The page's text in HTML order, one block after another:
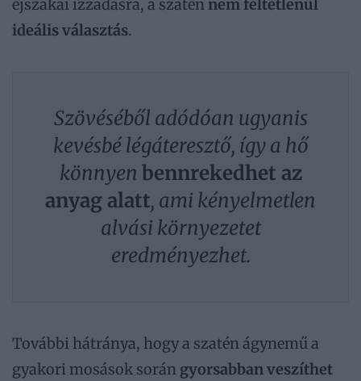
éjszakai izzadásra, a szatén nem feltétlenül
ideális választás.
Szövéséből adódóan ugyanis
kevésbé légáteresztő, így a hő
könnyen bennrekedhet az
anyag alatt, ami kényelmetlen
alvási környezetet
eredményezhet.
További hátránya, hogy a szatén ágynemű a
gyakori mosások során gyorsabban veszíthet